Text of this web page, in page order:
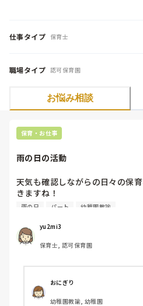
仕事タイプ 保育士
職場タイプ 認可保育園
お悩み相談
保育・お仕事
雨の日の活動
天気も確認しながらの日々の保
きますね！
雨の日はこんな活動してます！
お願いします！
雨の日 パート 幼稚園教諭
yu2mi3
保育士, 認可保育園
おにぎり
幼稚園教諭, 幼稚園